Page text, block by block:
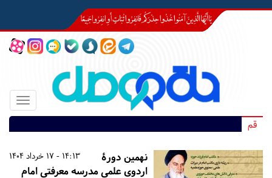
Toggle
قم
14:13 - 17 خرداد 1404
نهمین دورۀ
اردوی علمی مدرسه معرفتی امام